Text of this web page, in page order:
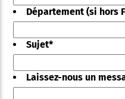
Département (si hors
Sujet*
Laissez-nous un